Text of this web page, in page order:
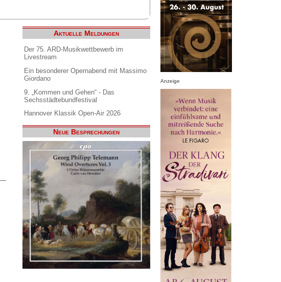
Aktuelle Meldungen
Der 75. ARD-Musikwettbewerb im
Livestream
Ein besonderer Opernabend mit Massimo
Giordano
9. „Kommen und Gehen“ - Das
Sechsstädtebundfestival
Hannover Klassik Open-Air 2026
Neue Besprechungen
Anzeige